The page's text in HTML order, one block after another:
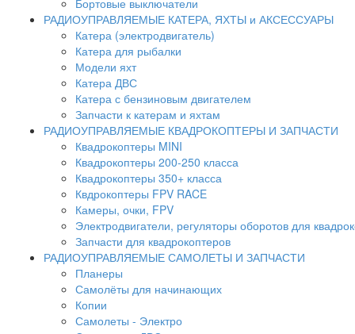
Бортовые выключатели
РАДИОУПРАВЛЯЕМЫЕ КАТЕРА, ЯХТЫ и АКСЕССУАРЫ
Катера (электродвигатель)
Катера для рыбалки
Модели яхт
Катера ДВС
Катера с бензиновым двигателем
Запчасти к катерам и яхтам
РАДИОУПРАВЛЯЕМЫЕ КВАДРОКОПТЕРЫ И ЗАПЧАСТИ
Квадрокоптеры MINI
Квадрокоптеры 200-250 класса
Квадрокоптеры 350+ класса
Квдрокоптеры FPV RACE
Камеры, очки, FPV
Электродвигатели, регуляторы оборотов для
Запчасти для квадрокоптеров
РАДИОУПРАВЛЯЕМЫЕ САМОЛЕТЫ И ЗАПЧАСТИ
Планеры
Самолёты для начинающих
Копии
Самолеты - Электро